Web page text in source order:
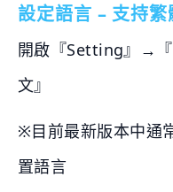
設定語言 – 支持
開啟『Setting』→
文』
※目前最新版本中通
置語言